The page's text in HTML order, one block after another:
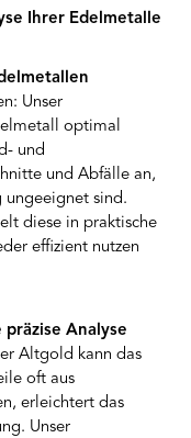
Ihrer Edelmetalle
Unser
optimal
und
und Abfälle an,
ungeeignet sind.
diese in praktische
effizient nutzen
Analyse
Altgold kann das
oft aus
erleichtert das
Unser